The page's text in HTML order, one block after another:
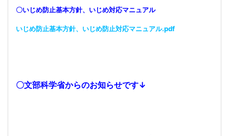
〇いじめ防止基本方針、いじめ対応マニュアル
いじめ防止基本方針、いじめ防止対応マニュアル.pdf
〇文部科学省からのお知らせです↓